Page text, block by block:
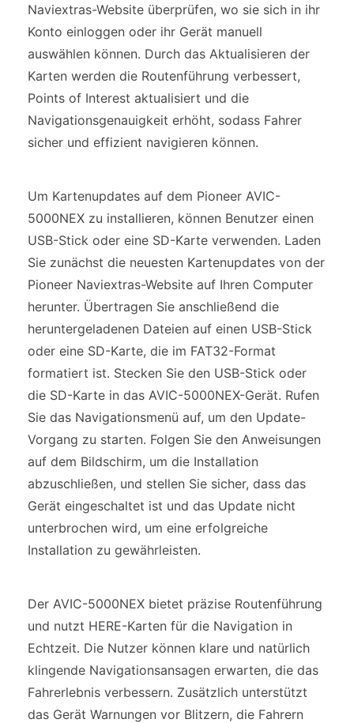
Naviextras-Website überprüfen, wo sie sich in ihr
Konto einloggen oder ihr Gerät manuell
auswählen können. Durch das Aktualisieren der
Karten werden die Routenführung verbessert,
Points of Interest aktualisiert und die
Navigationsgenauigkeit erhöht, sodass Fahrer
sicher und effizient navigieren können.
Um Kartenupdates auf dem Pioneer AVIC-
5000NEX zu installieren, können Benutzer einen
USB-Stick oder eine SD-Karte verwenden. Laden
Sie zunächst die neuesten Kartenupdates von der
Pioneer Naviextras-Website auf Ihren Computer
herunter. Übertragen Sie anschließend die
heruntergeladenen Dateien auf einen USB-Stick
oder eine SD-Karte, die im FAT32-Format
formatiert ist. Stecken Sie den USB-Stick oder
die SD-Karte in das AVIC-5000NEX-Gerät. Rufen
Sie das Navigationsmenü auf, um den Update-
Vorgang zu starten. Folgen Sie den Anweisungen
auf dem Bildschirm, um die Installation
abzuschließen, und stellen Sie sicher, dass das
Gerät eingeschaltet ist und das Update nicht
unterbrochen wird, um eine erfolgreiche
Installation zu gewährleisten.
Der AVIC-5000NEX bietet präzise Routenführung
und nutzt HERE-Karten für die Navigation in
Echtzeit. Die Nutzer können klare und natürlich
klingende Navigationsansagen erwarten, die das
Fahrerlebnis verbessern. Zusätzlich unterstützt
das Gerät Warnungen vor Blitzern, die Fahrern